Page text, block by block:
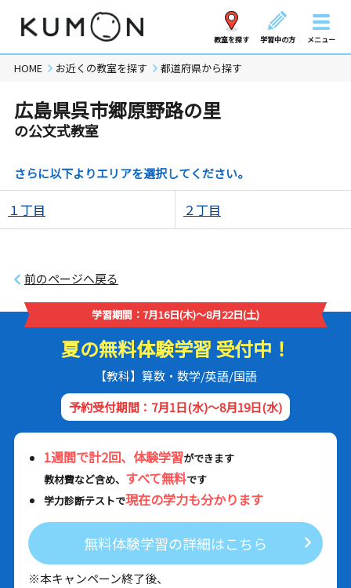
教室を探す 学習中の方 メニュー
HOME お近くの教室を探す 都道府県から探す
広島県呉市郷原野路の里
の公文式教室
さらに以下よりエリアを選択してください。
１丁目 ２丁目
前のページへ戻る
学習期間：7月16日(木)～8月22日(土)
夏の無料体験学習 受付中！
【教科】算数・数学/英語/国語
予約受付期間：7月1日(水)～8月19日(水)
1週間で計2回、体験学習ができます
教材費など含め、 すべて無料です
学力診断テストで現在の学力も分かります
無料体験学習の詳細はこちら
※本キャンペーン終了後、